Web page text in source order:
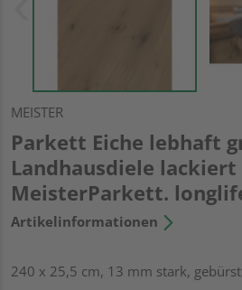
MEISTER
Parkett Eiche lebhaft
Landhausdiele lackiert
MeisterParkett.
Artikelinformationen
240 x 25,5 cm, 13 mm stark,